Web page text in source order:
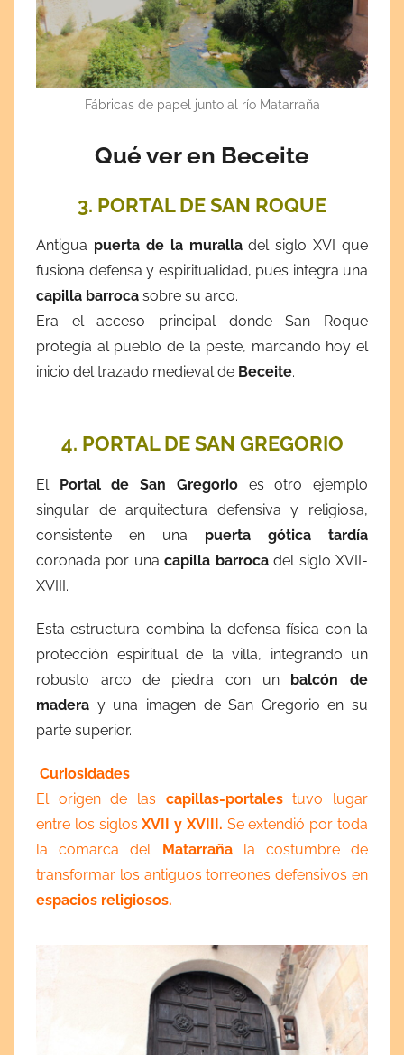
Fábricas de papel junto al río Matarraña
Qué ver en Beceite
3. PORTAL DE SAN ROQUE
Antigua puerta de la muralladel siglo XVI que
fusiona defensa y espiritualidad, pues integra una
capilla barroca sobre su arco.
Era el acceso principal donde San Roque
protegía al pueblo de la peste, marcando hoy el
inicio del trazado medieval de Beceite.
4. PORTAL DE SAN GREGORIO
El Portal de San Gregorio es otro ejemplo
singular de arquitectura defensiva y religiosa,
consistente en una puerta gótica tardía
coronada por unacapilla barrocadel siglo XVII-
XVIII.
Esta estructura combina la defensa física con la
protección espiritual de la villa, integrando un
robusto arco de piedra con un balcón de
madera y una imagen de San Gregorio en su
parte superior.
Curiosidades
El origen de las capillas-portalestuvo lugar
entre los siglosXVII y XVIII. Se extendió por toda
la comarca del Matarrañala costumbre de
transformar los antiguos torreones defensivos en
espacios religiosos.